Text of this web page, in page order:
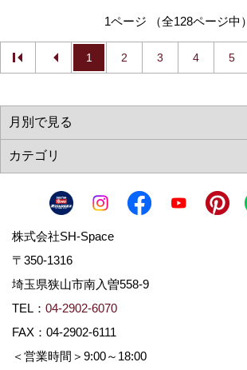
1ページ （全128ページ中）
1 2 3 4 5
株式会社SH-Space
〒350-1316
埼玉県狭山市南入曽558-9
TEL： 04-2902-6070
FAX：04-2902-6111
＜営業時間＞9:00～18:00